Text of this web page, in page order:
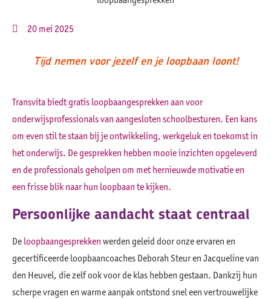
20 mei 2025
Tijd nemen voor jezelf en je loopbaan loont!
Transvita biedt gratis loopbaangesprekken aan voor
onderwijsprofessionals van aangesloten schoolbesturen. Een kans
om even stil te staan bij je ontwikkeling, werkgeluk en toekomst in
het onderwijs. De gesprekken hebben mooie inzichten opgeleverd
en de professionals geholpen om met hernieuwde motivatie en
een frisse blik naar hun loopbaan te kijken.
Persoonlijke aandacht staat centraal
De loopbaangesprekken werden geleid door onze ervaren en
gecertificeerde loopbaancoaches Deborah Steur en Jacqueline van
den Heuvel, die zelf ook voor de klas hebben gestaan. Dankzij hun
scherpe vragen en warme aanpak ontstond snel een vertrouwelijke